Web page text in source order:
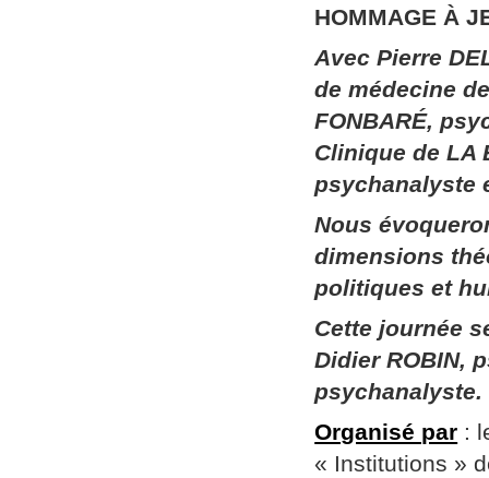
HOMMAGE À
Avec Pierre
de médecine
FONBARÉ,
Clinique de LA
psychanalyste
Nous
dimensions
politiques et
Cette journée
Didier ROBIN,
psychanalyste.
Organisé par :
« Institutions »